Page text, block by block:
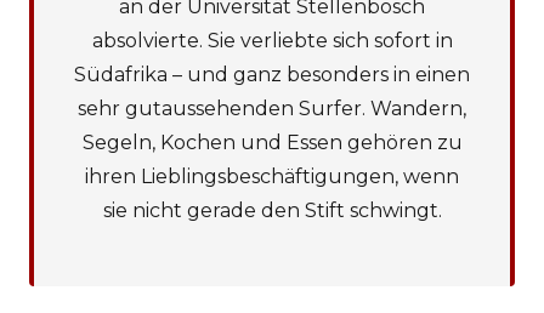
an der Universität Stellenbosch
absolvierte. Sie verliebte sich sofort in
Südafrika – und ganz besonders in einen
sehr gutaussehenden Surfer. Wandern,
Segeln, Kochen und Essen gehören zu
ihren Lieblingsbeschäftigungen, wenn
sie nicht gerade den Stift schwingt.